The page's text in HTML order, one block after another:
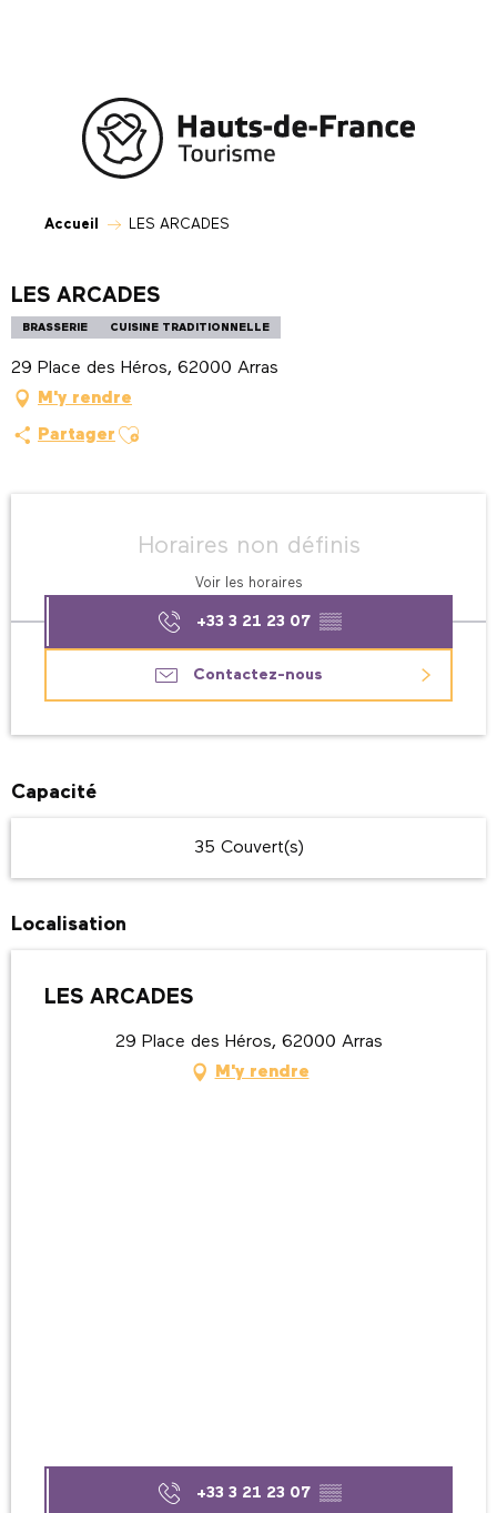
Accueil LES ARCADES
LES ARCADES
BRASSERIE CUISINE TRADITIONNELLE
29 Place des Héros, 62000 Arras
M'y rendre
Partager Ajouter aux favoris
Horaires non définis
Voir les horaires
+33 3 21 23 07 ▒▒
Contactez-nous
Capacité
35 Couvert(s)
Localisation
LES ARCADES
29 Place des Héros, 62000 Arras
M'y rendre
+33 3 21 23 07 ▒▒